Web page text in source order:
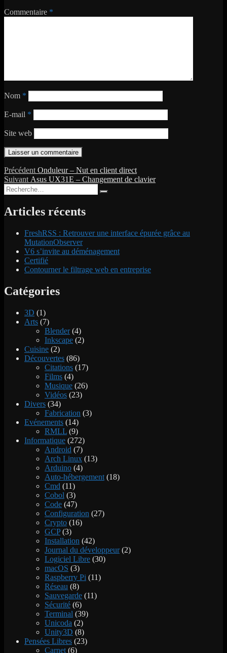
Commentaire *
Nom *
E-mail *
Site web
Navigation
de
Précédent Publication
précédente :
Onduleur – Nut en client direct
Suivant Publication
suivante :
Asus UX31E – Changement de clavier
Recherche
pour :
Articles récents
FreshRSS : Retrouver une interface épurée grâce au
MutationObserver
V6 s’invite au déménagement
Certifié
Contourner le filtrage web en entreprise
Catégories
3D (1)
Arts (7)
Blender(4)
Inkscape (2)
Cuisine (2)
Découvertes (86)
Citations (17)
Films (4)
Musique (26)
Vidéos (23)
Divers (34)
Fabrication (3)
Evénements (14)
RMLL (9)
Informatique (272)
Android (7)
Arch Linux (13)
Arduino (4)
Auto-hébergement (18)
Cmd (11)
Cobol (3)
Code (47)
Configuration (27)
Crypto (16)
GCP(3)
Installation (42)
Journal du développeur(2)
Logiciel Libre (30)
macOS (3)
Raspberry Pi (11)
Réseau (8)
Sauvegarde (11)
Sécurité (6)
Terminal (39)
Unicoda (2)
Unity3D (8)
Pensées Libres (23)
Carnet (6)